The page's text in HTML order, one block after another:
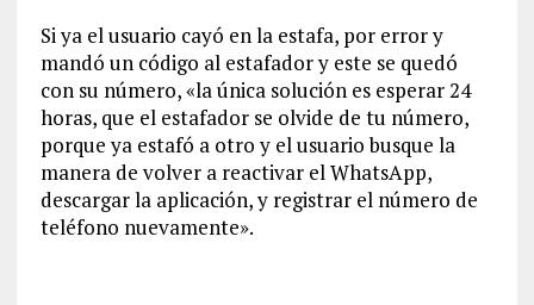
Si ya el usuario cayó en la estafa, por error y
mandó un código al estafador y este se quedó
con su número, «la única solución es esperar 24
horas, que el estafador se olvide de tu número,
porque ya estafó a otro y el usuario busque la
manera de volver a reactivar el WhatsApp,
descargar la aplicación, y registrar el número de
teléfono nuevamente».